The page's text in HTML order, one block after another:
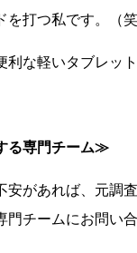
打つ私です。（笑
利な軽いタブレッ
る専門チーム≫
安があれば、元調
門チームにお問い